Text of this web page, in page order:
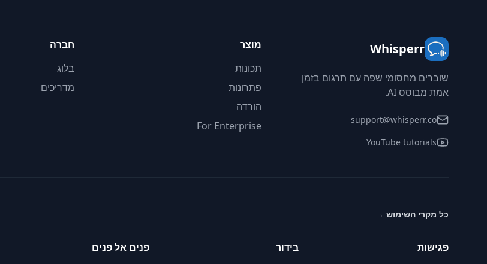
Whisperr
שוברים מחסומי שפה עם תרגום בזמן
אמת מבוסס AI.
support@whisperr.co
YouTube tutorials
מוצר
תכונות
פתרונות
הורדה
For Enterprise
חברה
בלוג
מדריכים
כל מקרי השימוש →
פגישות בידור פנים אל פנים